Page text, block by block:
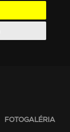
FOTOGALÉRIA